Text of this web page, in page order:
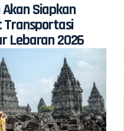
Siapkan
Transportasi
Lebaran 2026